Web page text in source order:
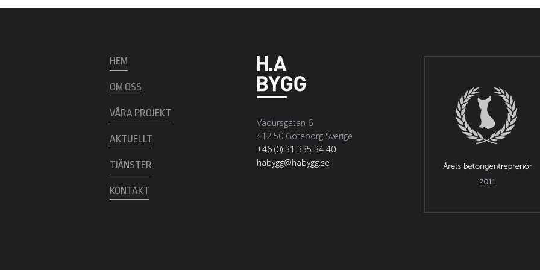
HEM
OM OSS
VÅRA PROJEKT
AKTUELLT
TJÄNSTER
KONTAKT
Vädursgatan 6
412 50 Göteborg Sverige
+46 (0) 31 335 34 40
habygg@habygg.se